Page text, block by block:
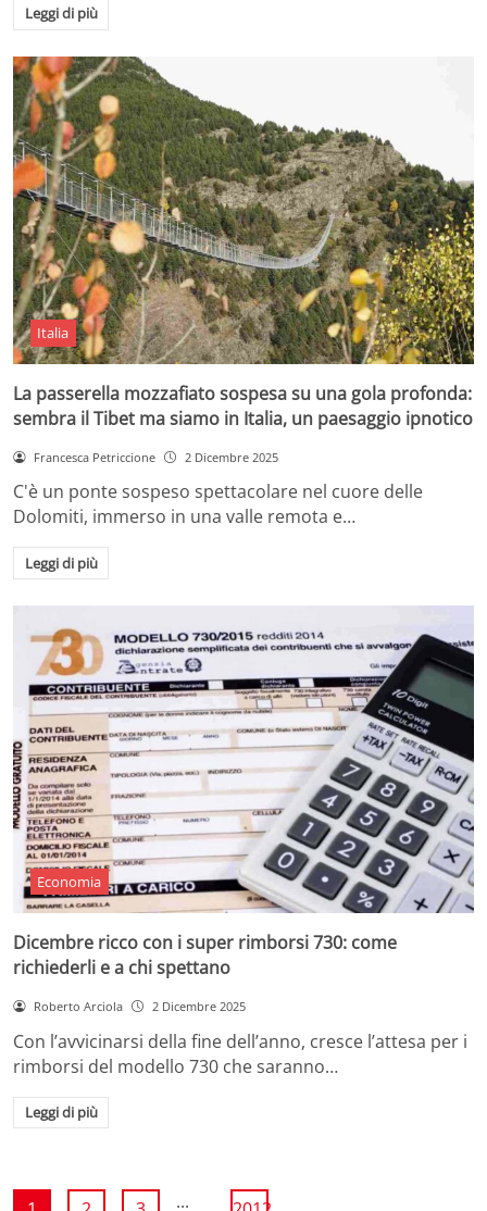
Leggi di più
Italia
La passerella mozzafiato sospesa su una gola profonda:
sembra il Tibet ma siamo in Italia, un paesaggio ipnotico
Francesca Petriccione 2 Dicembre 2025
C'è un ponte sospeso spettacolare nel cuore delle
Dolomiti, immerso in una valle remota e…
Leggi di più
Economia
Dicembre ricco con i super rimborsi 730: come
richiederli e a chi spettano
Roberto Arciola 2 Dicembre 2025
Con l’avvicinarsi della fine dell’anno, cresce l’attesa per i
rimborsi del modello 730 che saranno…
Leggi di più
...